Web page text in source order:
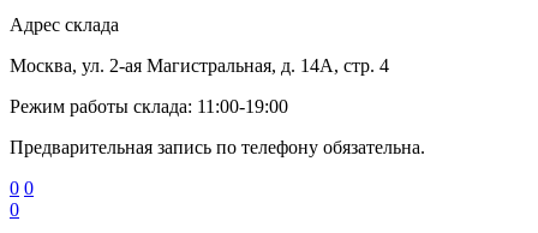
Адрес склада
Москва, ул. 2-ая Магистральная, д. 14А, стр. 4
Режим работы склада: 11:00-19:00
Предварительная запись по телефону обязательна.
0 0
0